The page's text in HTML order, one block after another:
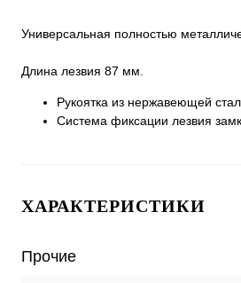
Универсальная полностью
Длина лезвия 87 мм.
Рукоятка из нержавеющей
Система фиксации лезвия
ХАРАКТЕРИСТИКИ
Прочие